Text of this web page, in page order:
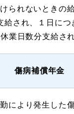
られないときの
給され、１日につ
業日数分支給され
傷病補償年金
により発生した